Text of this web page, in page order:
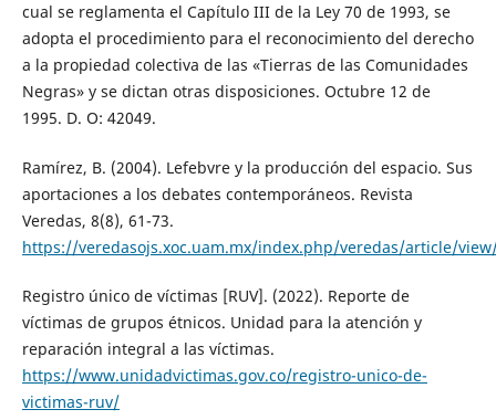
cual se reglamenta el Capítulo III de la Ley 70 de 1993, se
adopta el procedimiento para el reconocimiento del derecho
a la propiedad colectiva de las «Tierras de las Comunidades
Negras» y se dictan otras disposiciones. Octubre 12 de
1995. D. O: 42049.
Ramírez, B. (2004). Lefebvre y la producción del espacio. Sus
aportaciones a los debates contemporáneos. Revista
Veredas, 8(8), 61-73.
https://veredasojs.xoc.uam.mx/index.php/veredas/article/
Registro único de víctimas [RUV]. (2022). Reporte de
víctimas de grupos étnicos. Unidad para la atención y
reparación integral a las víctimas.
https://www.unidadvictimas.gov.co/registro-unico-de-
victimas-ruv/